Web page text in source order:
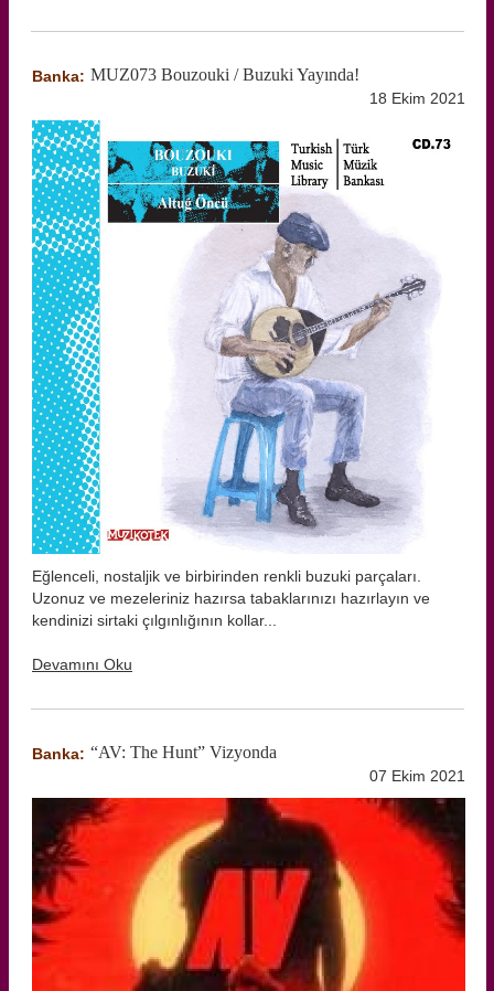
Banka: MUZ073 Bouzouki / Buzuki Yayında!
18 Ekim 2021
Eğlenceli, nostaljik ve birbirinden renkli buzuki parçaları.
Uzonuz ve mezeleriniz hazırsa tabaklarınızı hazırlayın ve
kendinizi sirtaki çılgınlığının kollar...
Devamını Oku
Banka: “AV: The Hunt” Vizyonda
07 Ekim 2021